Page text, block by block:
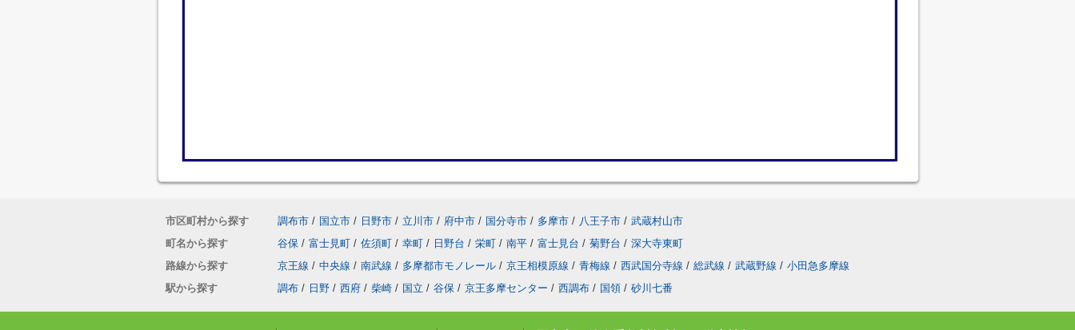
市区町村から探す 調布市 / 国立市 / 日野市 / 立川市 / 府中市 / 国分寺市 / 多摩市 / 八王子市 / 武蔵村山市
町名から探す
谷保 / 富士見町 / 佐須町 / 幸町 / 日野台 / 栄町 / 南平 / 富士見台 / 菊野台 / 深大寺東町
路線から探す
京王線 / 中央線 / 南武線 / 多摩都市モノレール / 京王相模原線 / 青梅線 / 西武国分寺線 / 総武線 / 武蔵野線 / 小田急多摩線
駅から探す
調布 / 日野 / 西府 / 柴崎 / 国立 / 谷保 / 京王多摩センター / 西調布 / 国領 / 砂川七番